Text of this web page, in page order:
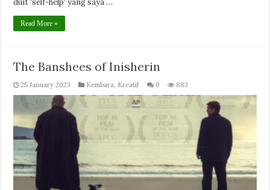
duit ‘self-help‘ yang saya …
Read More »
The Banshees of Inisherin
25 January 2023 Kembara, Kreatif 0 883